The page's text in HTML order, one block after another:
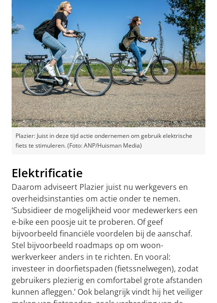
Plazier: Juist in deze tijd actie ondernemen om gebruik elektrische
fiets te stimuleren. (Foto: ANP/Huisman Media)
Elektrificatie
Daarom adviseert Plazier juist nu werkgevers en
overheidsinstanties om actie onder te nemen.
‘Subsidieer de mogelijkheid voor medewerkers een
e-bike een poosje uit te proberen. Of geef
bijvoorbeeld financiële voordelen bij de aanschaf.
Stel bijvoorbeeld roadmaps op om woon-
werkverkeer anders in te richten. En vooral:
investeer in doorfietspaden (fietssnelwegen), zodat
gebruikers plezierig en comfortabel grote afstanden
kunnen afleggen.’ Ook belangrijk vindt hij het veiliger